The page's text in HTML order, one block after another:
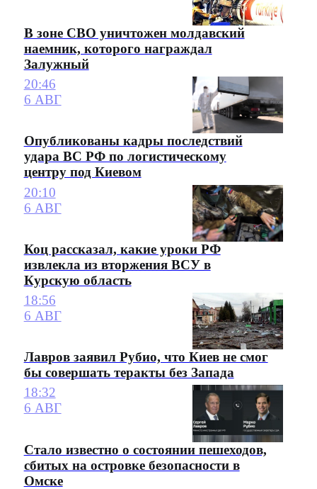
В зоне СВО уничтожен молдавский
наемник, которого награждал
Залужный
20:46
6 АВГ
Опубликованы кадры последствий
удара ВС РФ по логистическому
центру под Киевом
20:10
6 АВГ
Коц рассказал, какие уроки РФ
извлекла из вторжения ВСУ в
Курскую область
18:56
6 АВГ
Лавров заявил Рубио, что Киев не смог
бы совершать теракты без Запада
18:32
6 АВГ
Стало известно о состоянии пешеходов,
сбитых на островке безопасности в
Омске